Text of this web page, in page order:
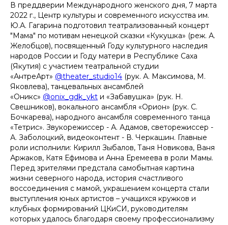
В преддверии Международного женского дня, 7 марта
2022 г., Центр культуры и современного искусства им.
Ю.А. Гагарина подготовил театрализованный концерт
"Мама" по мотивам ненецкой сказки «Кукушка» (реж. А.
Желобцов), посвященный Году культурного наследия
народов России и Году матери в Республике Саха
(Якутия) с участием театральной студии
«АнтреАрт» @theater_studio14 (рук. А. Максимова, М.
Яковлева), танцевальных ансамблей
«Оникс» @onix_gdk_ykt и «Забавушка» (рук. Н.
Свешников), вокального ансамбля «Орион» (рук. С.
Бочкарева), народного ансамбля современного танца
«Тетрис». Звукорежиссер - А. Адамов, светорежиссер -
А. Заболоцкий, видеоконтент - В. Черкашин. Главные
роли исполнили: Кирилл Зыбалов, Таня Новикова, Ваня
Аржаков, Катя Ефимова и Анна Еремеева в роли Мамы.
Перед зрителями предстала самобытная картина
жизни северного народа, история счастливого
воссоединения с мамой, украшением концерта стали
выступления юных артистов – учащихся кружков и
клубных формирований ЦКиСИ, руководителям
которых удалось благодаря своему профессионализму